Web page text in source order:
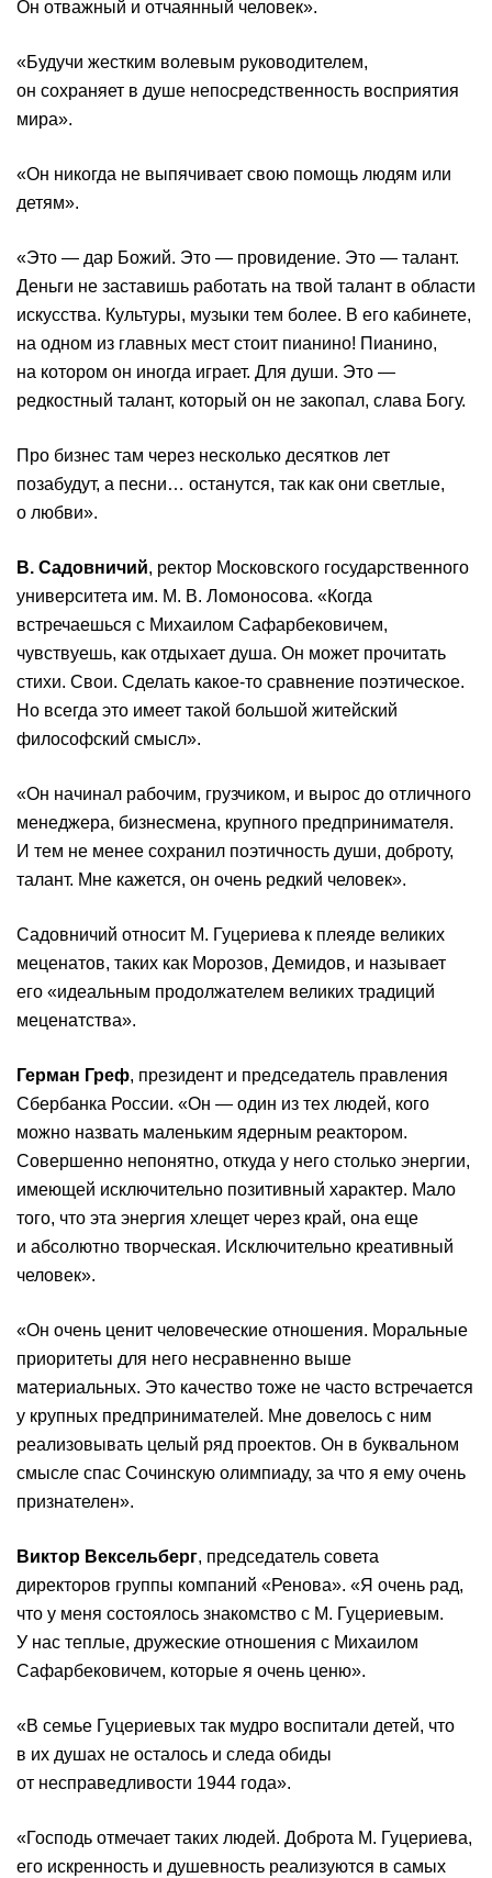
Он отважный и отчаянный человек».
«Будучи жестким волевым руководителем,
он сохраняет в душе непосредственность восприятия
мира».
«Он никогда не выпячивает свою помощь людям или
детям».
«Это — дар Божий. Это — провидение. Это — талант.
Деньги не заставишь работать на твой талант в области
искусства. Культуры, музыки тем более. В его кабинете,
на одном из главных мест стоит пианино! Пианино,
на котором он иногда играет. Для души. Это —
редкостный талант, который он не закопал, слава Богу.
Про бизнес там через несколько десятков лет
позабудут, а песни… останутся, так как они светлые,
о любви».
В. Садовничий, ректор Московского государственного
университета им. М. В. Ломоносова. «Когда
встречаешься с Михаилом Сафарбековичем,
чувствуешь, как отдыхает душа. Он может прочитать
стихи. Свои. Сделать какое-то сравнение поэтическое.
Но всегда это имеет такой большой житейский
философский смысл».
«Он начинал рабочим, грузчиком, и вырос до отличного
менеджера, бизнесмена, крупного предпринимателя.
И тем не менее сохранил поэтичность души, доброту,
талант. Мне кажется, он очень редкий человек».
Садовничий относит М. Гуцериева к плеяде великих
меценатов, таких как Морозов, Демидов, и называет
его «идеальным продолжателем великих традиций
меценатства».
Герман Греф, президент и председатель правления
Сбербанка России. «Он — один из тех людей, кого
можно назвать маленьким ядерным реактором.
Совершенно непонятно, откуда у него столько энергии,
имеющей исключительно позитивный характер. Мало
того, что эта энергия хлещет через край, она еще
и абсолютно творческая. Исключительно креативный
человек».
«Он очень ценит человеческие отношения. Моральные
приоритеты для него несравненно выше
материальных. Это качество тоже не часто встречается
у крупных предпринимателей. Мне довелось с ним
реализовывать целый ряд проектов. Он в буквальном
смысле спас Сочинскую олимпиаду, за что я ему очень
признателен».
Виктор Вексельберг, председатель совета
директоров группы компаний «Ренова». «Я очень рад,
что у меня состоялось знакомство с М. Гуцериевым.
У нас теплые, дружеские отношения с Михаилом
Сафарбековичем, которые я очень ценю».
«В семье Гуцериевых так мудро воспитали детей, что
в их душах не осталось и следа обиды
от несправедливости 1944 года».
«Господь отмечает таких людей. Доброта М. Гуцериева,
его искренность и душевность реализуются в самых